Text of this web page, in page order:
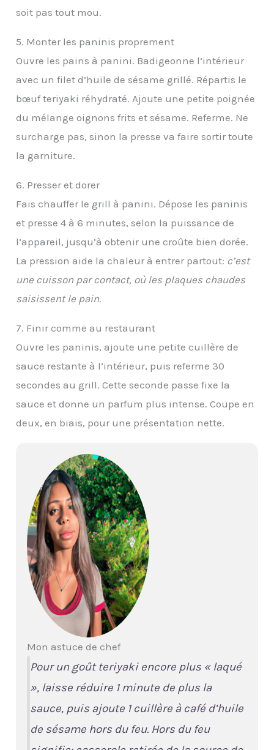
soit pas tout mou.
5. Monter les paninis proprement
Ouvre les pains à panini. Badigeonne l’intérieur
avec un filet d’huile de sésame grillé. Répartis le
bœuf teriyaki réhydraté. Ajoute une petite poignée
du mélange oignons frits et sésame. Referme. Ne
surcharge pas, sinon la presse va faire sortir toute
la garniture.
6. Presser et dorer
Fais chauffer le grill à panini. Dépose les paninis
et presse 4 à 6 minutes, selon la puissance de
l’appareil, jusqu’à obtenir une croûte bien dorée.
La pression aide la chaleur à entrer partout: c’est
une cuisson par contact, où les plaques chaudes
saisissent le pain.
7. Finir comme au restaurant
Ouvre les paninis, ajoute une petite cuillère de
sauce restante à l’intérieur, puis referme 30
secondes au grill. Cette seconde passe fixe la
sauce et donne un parfum plus intense. Coupe en
deux, en biais, pour une présentation nette.
Mon astuce de chef
Pour un goût teriyaki encore plus « laqué
», laisse réduire 1 minute de plus la
sauce, puis ajoute 1 cuillère à café d’huile
de sésame hors du feu. Hors du feu